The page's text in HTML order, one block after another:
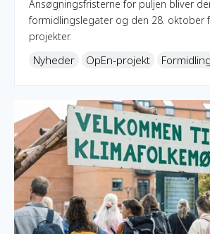
Ansøgningsfristerne for puljen bliver
formidlingslegater og den 28. oktober
projekter.
Nyheder OpEn-projekt
OpEn-puljen indgår partnerskab med